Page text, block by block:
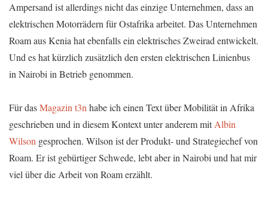
Ampersand ist allerdings nicht das einzige Unternehmen, dass an
elektrischen Motorrädern für Ostafrika arbeitet. Das Unternehmen
Roam aus Kenia hat ebenfalls ein elektrisches Zweirad entwickelt.
Und es hat kürzlich zusätzlich den ersten elektrischen Linienbus
in Nairobi in Betrieb genommen.
Für dasMagazin t3nhabe ich einen Text über Mobilität in Afrika
geschrieben und in diesem Kontext unter anderem mitAlbin
Wilson gesprochen. Wilson ist der Produkt- und Strategiechef von
Roam. Er ist gebürtiger Schwede, lebt aber in Nairobi und hat mir
viel über die Arbeit von Roam erzählt.